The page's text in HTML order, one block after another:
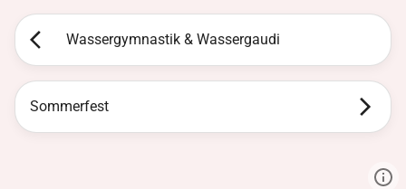
Wassergymnastik & Wassergaudi
Sommerfest